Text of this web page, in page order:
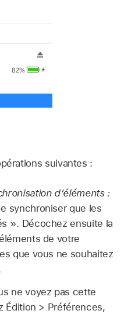
suivantes :
d’éléments :
synchroniser que les
». Décochez ensuite la
de votre
que vous ne souhaitez
ne voyez pas cette
Édition > Préférences,